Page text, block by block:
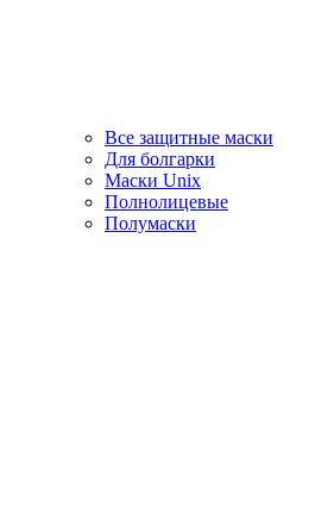
Все защитные маски
Для болгарки
Маски Unix
Полнолицевые
Полумаски